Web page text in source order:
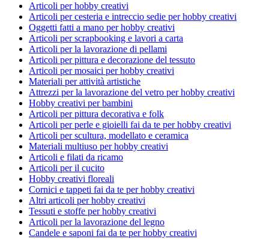
Articoli per hobby creativi
Articoli per cesteria e intreccio sedie per hobby creativi
Oggetti fatti a mano per hobby creativi
Articoli per scrapbooking e lavori a carta
Articoli per la lavorazione di pellami
Articoli per pittura e decorazione del tessuto
Articoli per mosaici per hobby creativi
Materiali per attività artistiche
Attrezzi per la lavorazione del vetro per hobby creativi
Hobby creativi per bambini
Articoli per pittura decorativa e folk
Articoli per perle e gioielli fai da te per hobby creativi
Articoli per scultura, modellato e ceramica
Materiali multiuso per hobby creativi
Articoli e filati da ricamo
Articoli per il cucito
Hobby creativi floreali
Cornici e tappeti fai da te per hobby creativi
Altri articoli per hobby creativi
Tessuti e stoffe per hobby creativi
Articoli per la lavorazione del legno
Candele e saponi fai da te per hobby creativi